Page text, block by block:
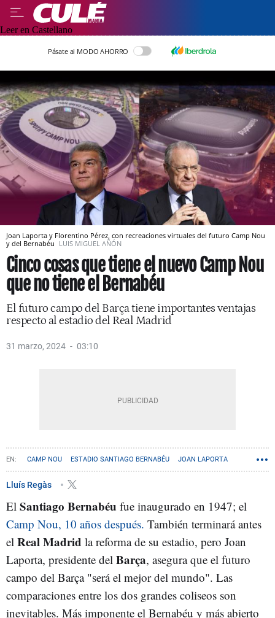
Leer en Castellano
Pásate al MODO AHORRO
Joan Laporta y Florentino Pérez, con recreaciones virtuales del futuro Camp Nou
y del Bernabéu LUIS MIGUEL AÑÓN
Cinco cosas que tiene el nuevo Camp Nou
que no tiene el Bernabéu
El futuro campo del Barça tiene importantes ventajas
respecto al estadio del Real Madrid
31 marzo, 2024 03:10
CAMP NOU ESTADIO SANTIAGO BERNABÉU JOAN LAPORTA
ESPAI BARÇA
Lluís Regàs
El Santiago Bernabéu fue inaugurado en 1947; el
Camp Nou, 10 años después. También terminará antes
el Real Madrid la reforma de su estadio, pero Joan
Laporta, presidente del Barça, asegura que el futuro
campo del Barça "será el mejor del mundo". Las
comparaciones entre los dos grandes coliseos son
inevitables. Más imponente el Bernabéu y más abierto